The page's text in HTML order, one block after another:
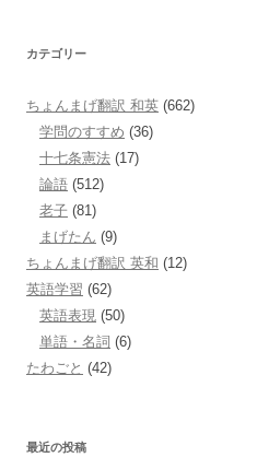
カテゴリー
ちょんまげ翻訳 和英 (662)
学問のすすめ (36)
十七条憲法 (17)
論語 (512)
老子 (81)
まげたん (9)
ちょんまげ翻訳 英和 (12)
英語学習 (62)
英語表現 (50)
単語・名詞 (6)
たわごと (42)
最近の投稿